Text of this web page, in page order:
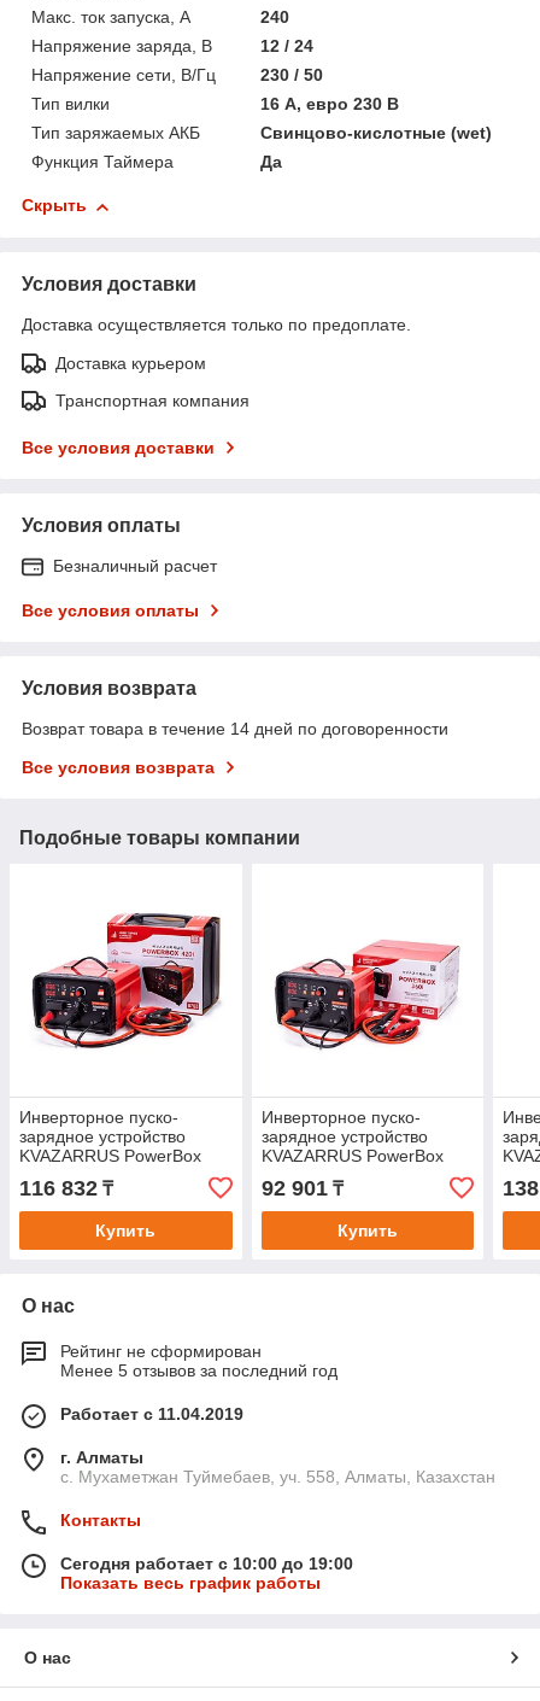
Макс. ток запуска, А
240
Напряжение заряда, В
12 / 24
Напряжение сети, В/Гц
230 / 50
Тип вилки
16 А, евро 230 В
Тип заряжаемых АКБ
Свинцово-кислотные (wet)
Функция Таймера
Да
Скрыть
Условия доставки
Доставка осуществляется только по предоплате.
Доставка курьером
Транспортная компания
Все условия доставки
Условия оплаты
Безналичный расчет
Все условия оплаты
Условия возврата
Возврат товара в течение 14 дней по договоренности
Все условия возврата
Подобные товары компании
Инверторное пуско-
зарядное устройство
KVAZARRUS PowerBox
420i, таймер, пластиковый
кейс
116 832 ₸
Купить
Инверторное пуско-
зарядное устройство
KVAZARRUS PowerBox
коробка
92 901₸
Купить
О нас
Рейтинг не сформирован
Менее 5 отзывов за последний год
Работает с 11.04.2019
г. Алматы
с. Мухаметжан Туймебаев, уч. 558, Алматы, Казахстан
Контакты
Сегодня работает с 10:00 до 19:00
Показать весь график работы
О нас